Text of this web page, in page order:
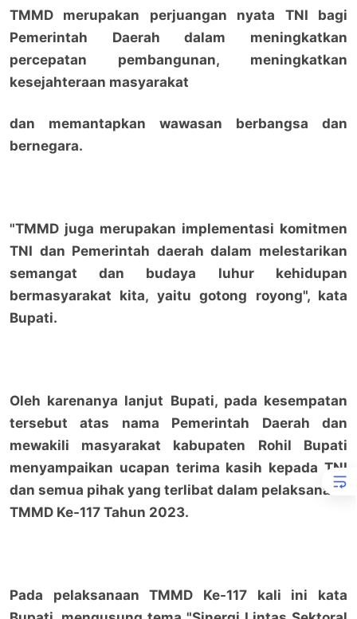
TMMD merupakan perjuangan nyata TNI bagi
Pemerintah Daerah dalam meningkatkan
percepatan pembangunan, meningkatkan
kesejahteraan masyarakat
dan memantapkan wawasan berbangsa dan
bernegara.
"TMMD juga merupakan implementasi komitmen
TNI dan Pemerintah daerah dalam melestarikan
semangat dan budaya luhur kehidupan
bermasyarakat kita, yaitu gotong royong", kata
Bupati.
Oleh karenanya lanjut Bupati, pada kesempatan
tersebut atas nama Pemerintah Daerah dan
mewakili masyarakat kabupaten Rohil Bupati
menyampaikan ucapan terima kasih kepada TNI
dan semua pihak yang terlibat dalam pelaksanaan
TMMD Ke-117 Tahun 2023.
Pada pelaksanaan TMMD Ke-117 kali ini kata